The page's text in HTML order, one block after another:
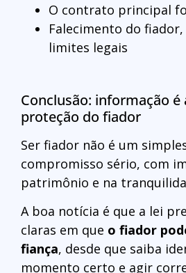
O contrato principal
Falecimento do
limites legais
Conclusão: informação é
proteção do fiador
Ser fiador não é um
compromisso sério, com
patrimônio e na
A boa notícia é que a lei
claras em que o fiador
fiança, desde que saiba
momento certo e agir